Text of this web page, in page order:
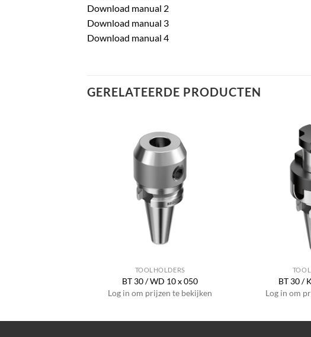
Download manual 2
Download manual 3
Download manual 4
GERELATEERDE PRODUCTEN
TOOLHOLDERS
BT 30 / WD 10 x 050
Log in om prijzen te bekijken
BT 30 /
Log in om